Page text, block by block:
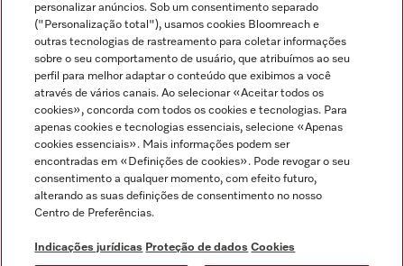
Indicações jurídicas
Condições gerais
Proteção de dados
Condições de utilização
Canal de Ética
Formulário de livre resolução
personalizar anúncios. Sob um consentimento separado
("Personalização total"), usamos cookies Bloomreach e
outras tecnologias de rastreamento para coletar informações
sobre o seu comportamento de usuário, que atribuímos ao seu
perfil para melhor adaptar o conteúdo que exibimos a você
através de vários canais. Ao selecionar «Aceitar todos os
cookies», concorda com todos os cookies e tecnologias. Para
apenas cookies e tecnologias essenciais, selecione «Apenas
cookies essenciais». Mais informações podem ser
encontradas em «Definições de cookies». Pode revogar o seu
consentimento a qualquer momento, com efeito futuro,
alterando as suas definições de consentimento no nosso
Centro de Preferências.
Indicações jurídicas Proteção de dados Cookies